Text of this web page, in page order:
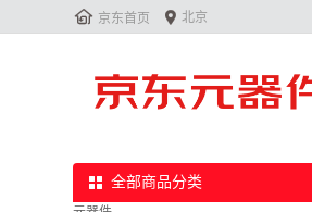
 京东首页  北京
全部商品分类